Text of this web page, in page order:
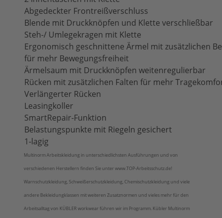
Abgedeckter Frontreißverschluss
Blende mit Druckknöpfen und Klette verschließbar
Steh-/ Umlegekragen mit Klette
Ergonomisch geschnittene Ärmel mit zusätzlichen
für mehr Bewegungsfreiheit
Ärmelsaum mit Druckknöpfen weitenregulierbar
Rücken mit zusätzlichen Falten für mehr
Verlängerter Rücken
Leasingkoller
SmartRepair-Funktion
Belastungspunkte mit Riegeln gesichert
1-lagig
Multinorm Arbeitskleidung in unterschiedlichsten Ausführungen und von
verschiedenen Herstellern finden Sie unter www.TOP-Arbeitsschutz.de!
Warnschutzkleidung, Schweißerschutzkleidung, Chemischutzkleidung und viele
andere Bekleidungklassen mit weiteren Zusatznormen und vieles mehr für den
Arbeitsalltag von KÜBLER workwear führen wir im Programm. Kübler Multinorm